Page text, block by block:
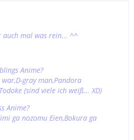
auch mal was rein... ^^
Anime?
gray man,Pandora
(sind viele ich weiß... XD)
Anime?
ga nozomu Eien,Bokura ga